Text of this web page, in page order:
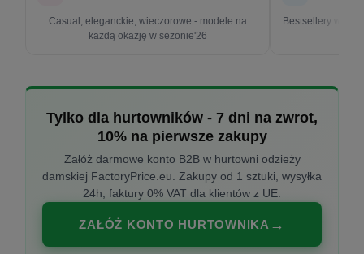
Casual, eleganckie, wieczorowe - modele na
każdą okazję w sezonie'26
Bestsellery w
Tylko dla hurtowników - 7 dni na zwrot,
10% na pierwsze zakupy
Załóż darmowe konto B2B w hurtowni odzieży
damskiej FactoryPrice.eu. Zakupy od 1 sztuki, wysyłka
24h, faktury 0% VAT dla klientów z UE.
ZAŁÓŻ KONTO HURTOWNIKA